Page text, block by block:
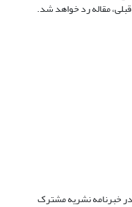
در خبرنامه نشریه مشترک